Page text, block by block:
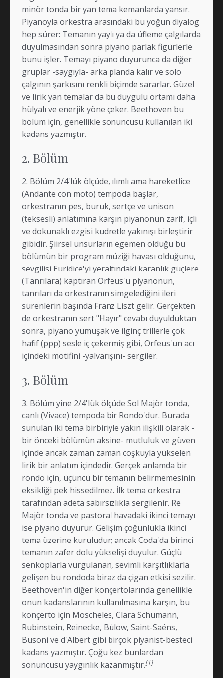
minör tonda bir yan tema kemanlarda yansır.
Piyanoyla orkestra arasındaki bu yoğun diyalog
hep sürer: Temanın yaylı ya da üfleme çalgılarda
duyulmasından sonra piyano parlak figürlerle
bunu işler. Temayı piyano duyurunca da diğer
gruplar -saygıyla- arka planda kalır ve solo
çalgının şarkısını renkli biçimde sararlar. Güzel
ve lirik yan temalar da bu duygulu ortamı daha
hülyalı ve enerjik yöne çeker. Beethoven bu
bölüm için, genellikle sonuncusu kullanılan iki
kadans yazmıştır.
2. Bölüm
2. Bölüm 2/4'lük ölçüde, ılımlı ama hareketlice
(Andante con moto) tempoda başlar,
orkestranın pes, buruk, sertçe ve unison
(teksesli) anlatımına karşın piyanonun zarif, içli
ve dokunaklı ezgisi kudretle yakınışı birleştirir
gibidir. Şiirsel unsurların egemen olduğu bu
bölümün bir program müziği havası olduğunu,
sevgilisi Euridice'yi yeraltındaki karanlık güçlere
(Tanrılara) kaptıran Orfeus'u piyanonun,
tanrıları da orkestranın simgelediğini ileri
sürenlerin başında Franz Liszt gelir. Gerçekten
de orkestranın sert "Hayır" cevabı duyulduktan
sonra, piyano yumuşak ve ilginç trillerle çok
hafif (ppp) sesle iç çekermiş gibi, Orfeus'un acı
içindeki motifini -yalvarışını- sergiler.
3. Bölüm
3. Bölüm yine 2/4'lük ölçüde Sol Majör tonda,
canlı (Vivace) tempoda bir Rondo'dur. Burada
sunulan iki tema birbiriyle yakın ilişkili olarak -
bir önceki bölümün aksine- mutluluk ve güven
içinde ancak zaman zaman coşkuyla yükselen
lirik bir anlatım içindedir. Gerçek anlamda bir
rondo için, üçüncü bir temanın belirmemesinin
eksikliği pek hissedilmez. İlk tema orkestra
tarafından adeta sabırsızlıkla sergilenir. Re
Majör tonda ve pastoral havadaki ikinci temayı
ise piyano duyurur. Gelişim çoğunlukla ikinci
tema üzerine kuruludur; ancak Coda'da birinci
temanın zafer dolu yükselişi duyulur. Güçlü
senkoplarla vurgulanan, sevimli karşıtlıklarla
gelişen bu rondoda biraz da çigan etkisi sezilir.
Beethoven'in diğer konçertolarında genellikle
onun kadanslarının kullanılmasına karşın, bu
konçerto için Moscheles, Clara Schumann,
Rubinstein, Reinecke, Bülow, Saint-Saëns,
Busoni ve d'Albert gibi birçok piyanist-besteci
kadans yazmıştır. Çoğu kez bunlardan
sonuncusu yaygınlık kazanmıştır.[1]